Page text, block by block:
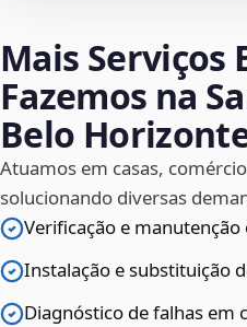
Mais Serviços
Fazemos na
Belo
Atuamos em casas,
solucionando diversas
Verificação e
Instalação e substituição
Diagnóstico de falhas em